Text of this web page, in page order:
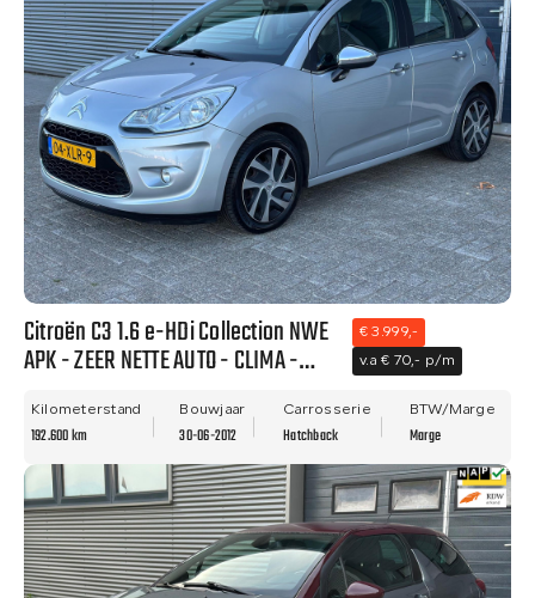
Citroën C3 1.6 e-HDi Collection NWE
APK - ZEER NETTE AUTO - CLIMA -
€ 3.999,-
v.a € 70,- p/m
Kilometerstand
192.600 km
Bouwjaar
30-06-2012
Carrosserie
Hatchback
BTW/Marge
Marge